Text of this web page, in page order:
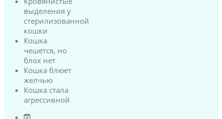
выделения у
стерилизованной
кошки
Кошка
чешется, но
блох нет
Кошка блюет
желчью
Кошка стала
агрессивной